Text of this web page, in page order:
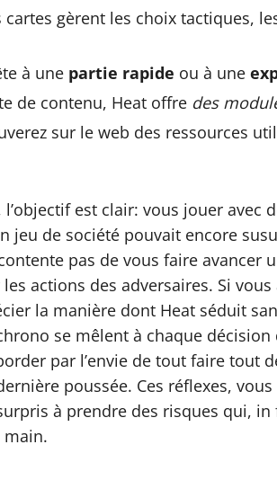
cartes gèrent les choix tactiques,
à une partie rapide ou à une
de contenu, Heat offre des
sur le web des ressources
est clair: vous jouer
jeu de société pouvait encore
pas de vous faire
actions des adversaires. Si
la manière dont Heat séduit
se mêlent à chaque
par l’envie de tout faire
poussée. Ces réflexes,
à prendre des risques qui,
main.